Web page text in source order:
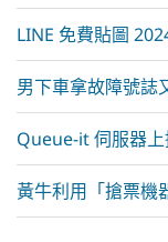
LINE 免費貼圖
男下車拿故障號誌
Queue-it 伺服器
黃牛利用「搶票機